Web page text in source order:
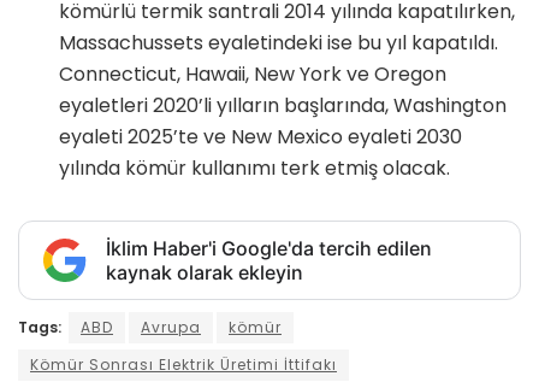
kömürlü termik santrali 2014 yılında kapatılırken,
Massachussets eyaletindeki ise bu yıl kapatıldı.
Connecticut, Hawaii, New York ve Oregon
eyaletleri 2020’li yılların başlarında, Washington
eyaleti 2025’te ve New Mexico eyaleti 2030
yılında kömür kullanımı terk etmiş olacak.
İklim Haber'i Google'da tercih edilen
kaynak olarak ekleyin
Tags: ABD Avrupa
kömür
Kömür Sonrası Elektrik Üretimi İttifakı